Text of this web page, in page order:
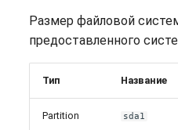
Размер файловой
предоставленного
Тип Название
Partition sda1